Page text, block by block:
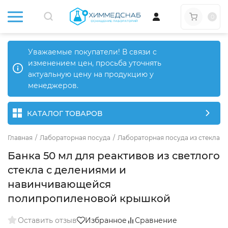
Уважаемые покупатели! В связи с
изменением цен, просьба уточнять
актуальную цену на продукцию у
менеджеров.
КАТАЛОГ ТОВАРОВ
Главная / Лабораторная посуда / Лабораторная посуда из стекла
Банка 50 мл для реактивов из светлого
стекла с делениями и
навинчивающейся
полипропиленовой крышкой
Оставить отзыв Избранное Сравнение